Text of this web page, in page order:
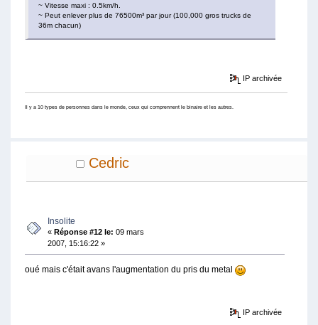
~ Vitesse maxi : 0.5km/h.
~ Peut enlever plus de 76500m³ par jour (100,000 gros trucks de
36m chacun)
IP archivée
Il y a 10 types de personnes dans le monde, ceux qui comprennent le binaire et les autres.
Cedric
Insolite
«Réponse #12 le: 09 mars
2007, 15:16:22 »
oué mais c'était avans l'augmentation du pris du metal
IP archivée